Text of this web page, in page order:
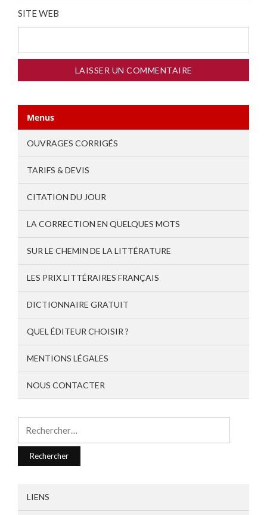
SITE WEB
Menus
OUVRAGES CORRIGÉS
TARIFS & DEVIS
CITATION DU JOUR
LA CORRECTION EN QUELQUES MOTS
SUR LE CHEMIN DE LA LITTÉRATURE
LES PRIX LITTÉRAIRES FRANÇAIS
DICTIONNAIRE GRATUIT
QUEL ÉDITEUR CHOISIR ?
MENTIONS LÉGALES
NOUS CONTACTER
LIENS